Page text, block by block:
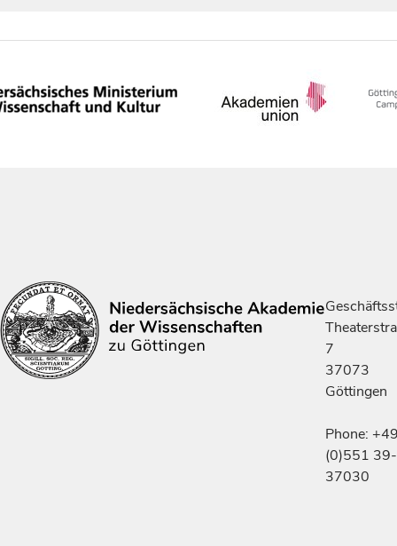
7
37073
Göttingen
Phone:
(0)551 39-
37030